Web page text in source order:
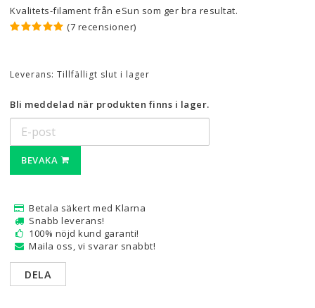
Kvalitets-filament från eSun som ger bra resultat.
(7 recensioner)
Leverans: Tillfälligt slut i lager
Bli meddelad när produkten finns i lager.
BEVAKA
Betala säkert med Klarna
Snabb leverans!
100% nöjd kund garanti!
Maila oss, vi svarar snabbt!
DELA